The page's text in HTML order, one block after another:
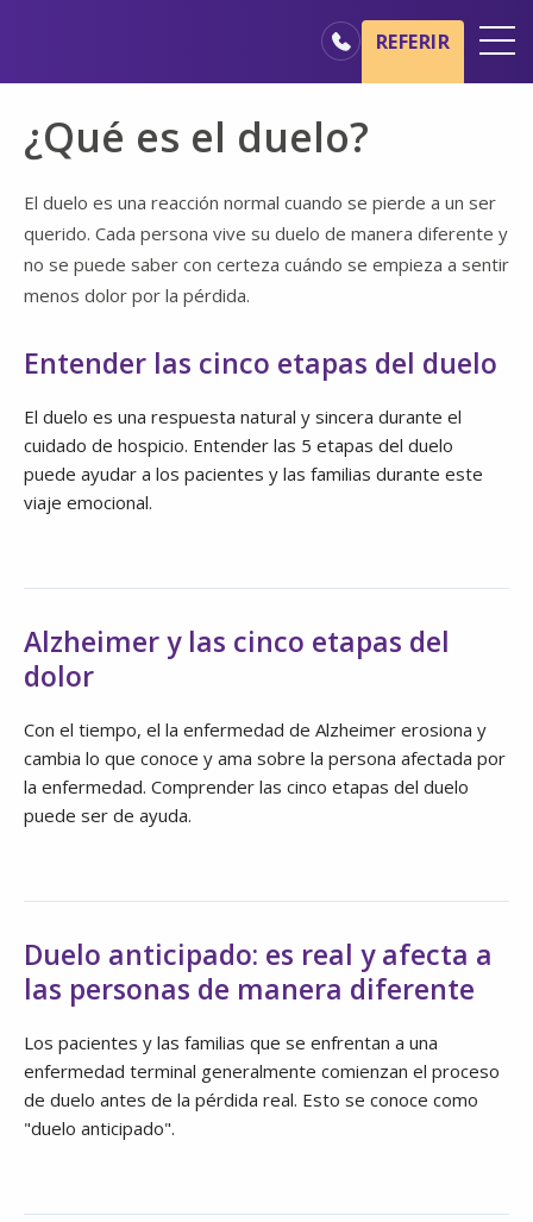
Básicos del cuidado de hospicio
Nuestros servicios
Profesionales médicos
Familiares y cuidadores
REFERIR
¿Qué es el duelo?
El duelo es una reacción normal cuando se pierde a un ser
querido. Cada persona vive su duelo de manera diferente y
no se puede saber con certeza cuándo se empieza a sentir
menos dolor por la pérdida.
Entender las cinco etapas del duelo
El duelo es una respuesta natural y sincera durante el
cuidado de hospicio. Entender las 5 etapas del duelo
puede ayudar a los pacientes y las familias durante este
viaje emocional.
Alzheimer y las cinco etapas del
dolor
Con el tiempo, el la enfermedad de Alzheimer erosiona y
cambia lo que conoce y ama sobre la persona afectada por
la enfermedad. Comprender las cinco etapas del duelo
puede ser de ayuda.
Duelo anticipado: es real y afecta a
las personas de manera diferente
Los pacientes y las familias que se enfrentan a una
enfermedad terminal generalmente comienzan el proceso
de duelo antes de la pérdida real. Esto se conoce como
"duelo anticipado".